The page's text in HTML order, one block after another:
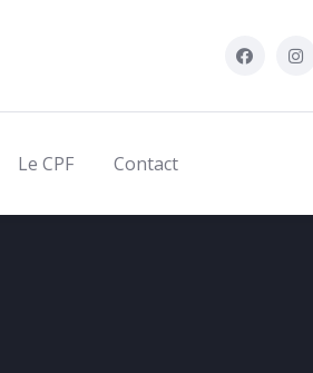
Le CPF Contact